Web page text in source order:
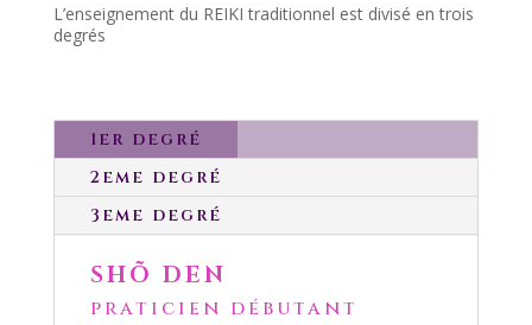
L’enseignement du REIKI traditionnel est divisé en trois
degrés
1er degré
2eme degré
3eme degré
SHÕ DEN
praticien débutant